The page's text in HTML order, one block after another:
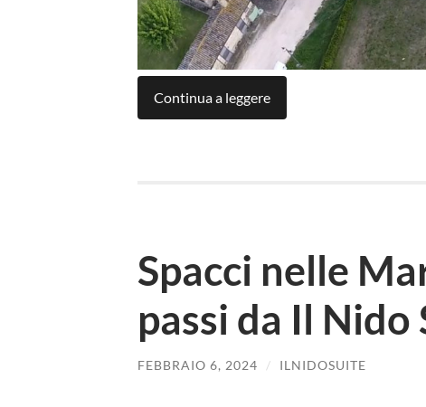
Continua a leggere
Spacci nelle
passi da Il Nido
FEBBRAIO 6, 2024 / ILNIDOSUITE